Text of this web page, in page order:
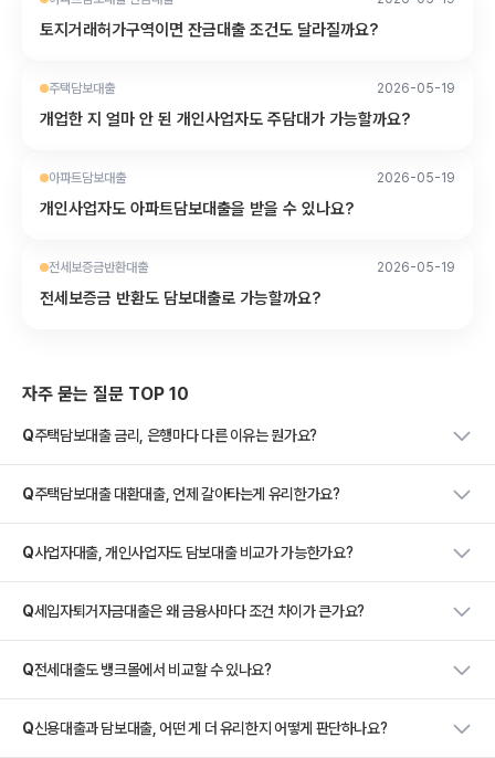
토지거래허가구역이면 잔금대출 조건도 달라질까요?
주택담보대출 2026-05-19
개업한 지 얼마 안 된 개인사업자도 주담대가 가능할까요?
아파트담보대출 2026-05-19
개인사업자도 아파트담보대출을 받을 수 있나요?
전세보증금반환대출 2026-05-19
전세보증금 반환도 담보대출로 가능할까요?
자주 묻는 질문 TOP 10
Q주택담보대출 금리, 은행마다 다른 이유는 뭔가요?
Q주택담보대출 대환대출, 언제 갈아타는게 유리한가요?
Q사업자대출, 개인사업자도 담보대출 비교가 가능한가요?
Q세입자퇴거자금대출은 왜 금융사마다 조건 차이가 큰가요?
Q전세대출도 뱅크몰에서 비교할 수 있나요?
Q신용대출과 담보대출, 어떤 게 더 유리한지 어떻게 판단하나요?